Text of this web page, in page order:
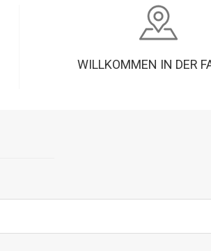
WILLKOMMEN IN DER